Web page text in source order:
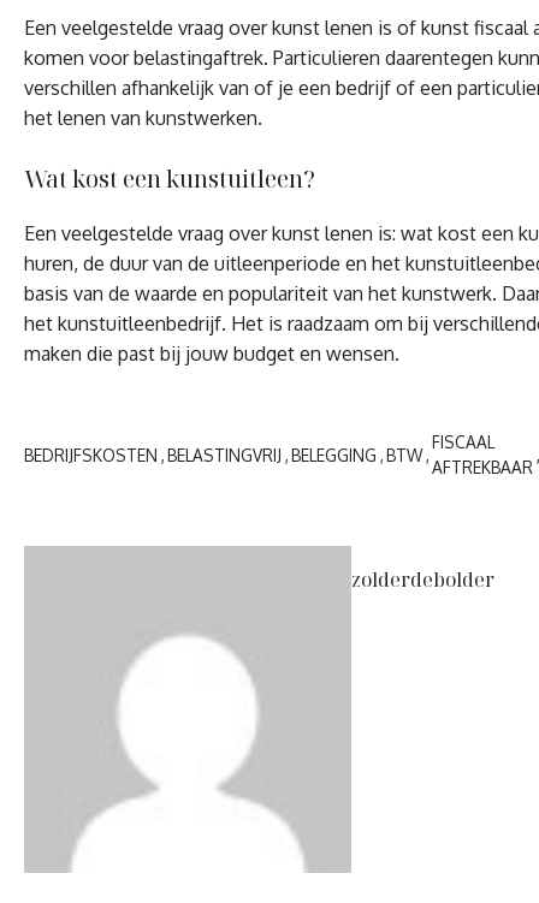
Een veelgestelde vraag over kunst lenen is of kunst
komen voor belastingaftrek. Particulieren daarentegen
verschillen afhankelijk van of je een bedrijf of een
het lenen van kunstwerken.
Wat kost een kunstuitleen?
Een veelgestelde vraag over kunst lenen is: wat kost een
huren, de duur van de uitleenperiode en het
basis van de waarde en populariteit van het kunstwerk.
het kunstuitleenbedrijf. Het is raadzaam om bij
maken die past bij jouw budget en wensen.
BEDRIJFSKOSTEN BELASTINGVRIJ BELEGGING BTW
FISCAAL
AFTREKBAAR
zolderdebolder